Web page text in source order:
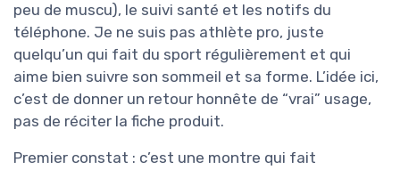
peu de muscu), le suivi santé et les notifs du
téléphone. Je ne suis pas athlète pro, juste
quelqu’un qui fait du sport régulièrement et qui
aime bien suivre son sommeil et sa forme. L’idée ici,
c’est de donner un retour honnête de “vrai” usage,
pas de réciter la fiche produit.
Premier constat : c’est une montre qui fait